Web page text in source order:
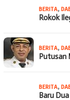
BERITA,
Rokok
BERITA,
Putusan
BERITA,
Baru